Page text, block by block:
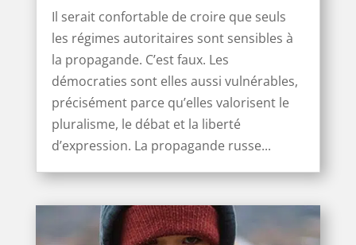
Il serait confortable de croire que seuls
les régimes autoritaires sont sensibles à
la propagande. C’est faux. Les
démocraties sont elles aussi vulnérables,
précisément parce qu’elles valorisent le
pluralisme, le débat et la liberté
d’expression. La propagande russe...